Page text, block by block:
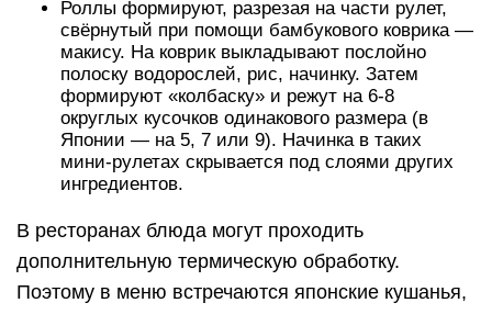
Роллы формируют, разрезая на части рулет,
свёрнутый при помощи бамбукового коврика —
макису. На коврик выкладывают послойно
полоску водорослей, рис, начинку. Затем
формируют «колбаску» и режут на 6-8
округлых кусочков одинакового размера (в
Японии — на 5, 7 или 9). Начинка в таких
мини-рулетах скрывается под слоями других
ингредиентов.
В ресторанах блюда могут проходить
дополнительную термическую обработку.
Поэтому в меню встречаются японские кушанья,